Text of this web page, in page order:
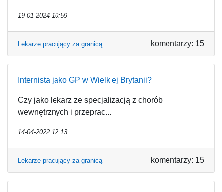
19-01-2024 10:59
Lekarze pracujący za granicą komentarzy: 15
Internista jako GP w Wielkiej Brytanii?
Czy jako lekarz ze specjalizacją z chorób
wewnętrznych i przeprac...
14-04-2022 12:13
Lekarze pracujący za granicą komentarzy: 15